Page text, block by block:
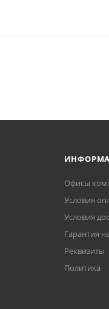
Офисы
Условия
Условия
Гарантия
Реквизиты
Политика